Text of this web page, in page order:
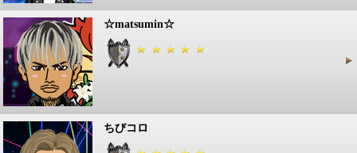
☆matsumin☆
ちびコロ